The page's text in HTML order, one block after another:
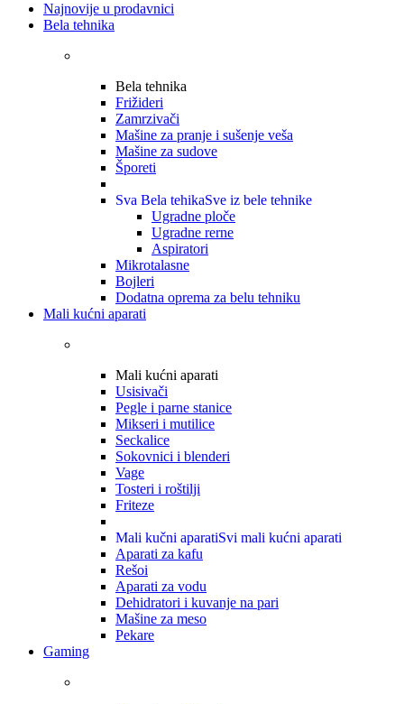
Najnovije u prodavnici
Bela tehnika
Bela tehnika
Frižideri
Zamrzivači
Mašine za pranje i sušenje veša
Mašine za sudove
Šporeti
Sva Bela tehikaSve iz bele tehnike
Ugradne ploče
Ugradne rerne
Aspiratori
Mikrotalasne
Bojleri
Dodatna oprema za belu tehniku
Mali kućni aparati
Mali kućni aparati
Usisivači
Pegle i parne stanice
Mikseri i mutilice
Seckalice
Sokovnici i blenderi
Vage
Tosteri i roštilji
Friteze
Mali kučni aparatiSvi mali kućni aparati
Aparati za kafu
Rešoi
Aparati za vodu
Dehidratori i kuvanje na pari
Mašine za meso
Pekare
Gaming